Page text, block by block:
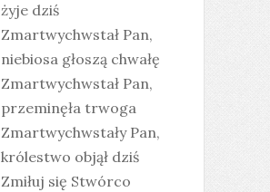
żyje dziś
Zmartwychwstał Pan,
niebiosa głoszą chwałę
Zmartwychwstał Pan,
przeminęła trwoga
Zmartwychwstały Pan,
królestwo objął dziś
Zmiłuj się Stwórco